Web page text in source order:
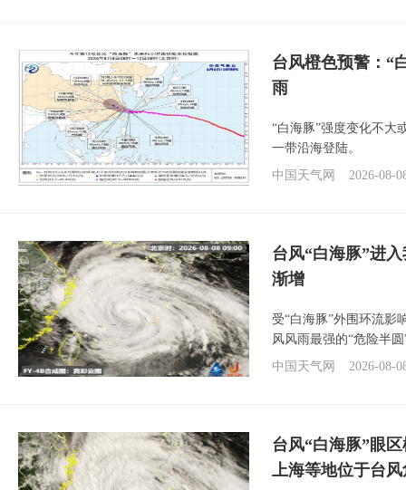
台风橙色预警：“
雨
“白海豚”强度变化不大
一带沿海登陆。
中国天气网
2026-08-
台风“白海豚”进
渐增
受“白海豚”外围环流影
风风雨最强的“危险半
中国天气网
2026-08-
台风“白海豚”眼
上海等地位于台